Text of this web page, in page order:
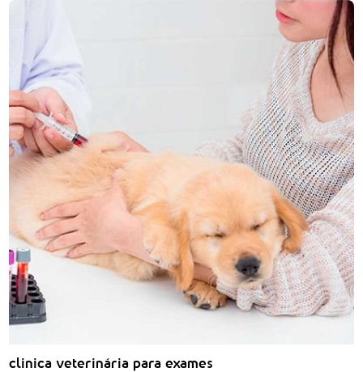
clinica veterinária para exames